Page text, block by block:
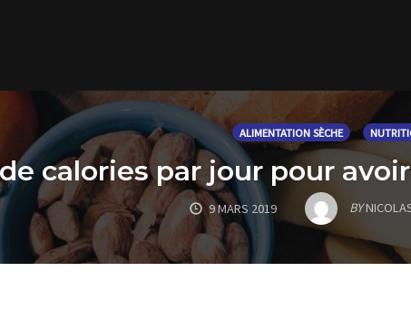
ALIMENTATION SÈCHE
calories par jour pour
9 MARS 2019 BY